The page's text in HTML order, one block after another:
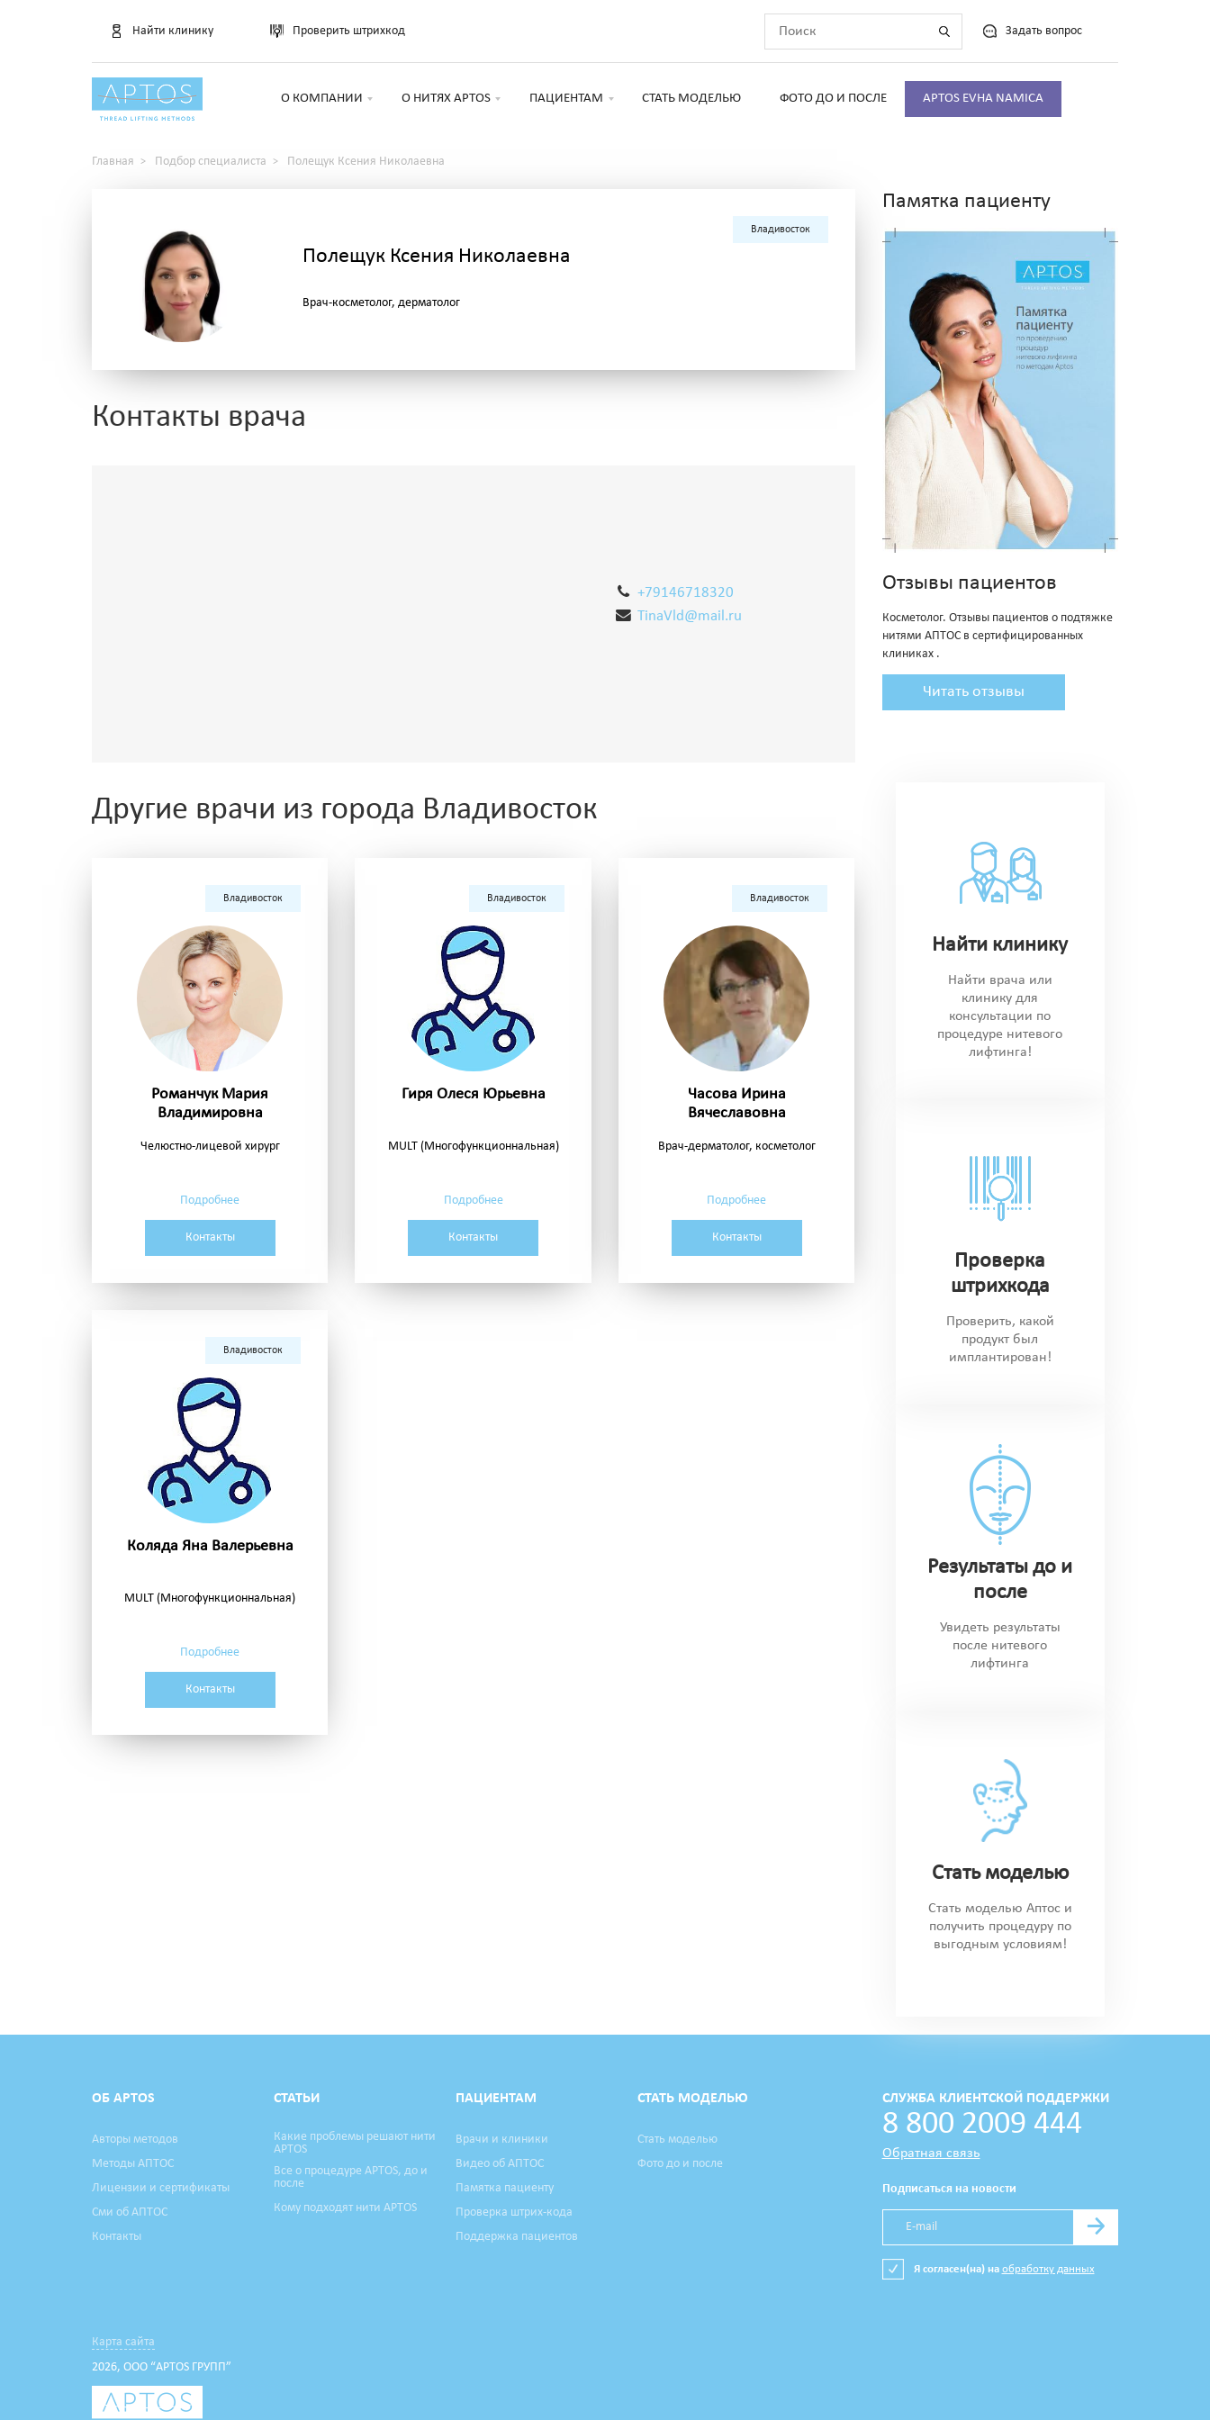
Найти клинику Проверить штрихкод Задать вопрос
О КОМПАНИИ О НИТЯХ APTOS ПАЦИЕНТАМ СТАТЬ МОДЕЛЬЮ ФОТО ДО И ПОСЛЕ APTOS EVHA NAMICA
Главная Подбор специалиста Полещук Ксения Николаевна
Владивосток
Полещук Ксения Николаевна
Врач-косметолог, дерматолог
Контакты врача
+79146718320
TinaVld@mail.ru
Другие врачи из города Владивосток
Владивосток
Романчук Мария
Владимировна
Челюстно-лицевой хирург
Подробнее
Контакты
Владивосток
Гиря Олеся Юрьевна
MULT (Многофункционнальная)
Подробнее
Контакты
Владивосток
Часова Ирина
Вячеславовна
Врач-дерматолог, косметолог
Подробнее
Контакты
Владивосток
Коляда Яна Валерьевна
MULT (Многофункционнальная)
Подробнее
Контакты
Памятка пациенту
Отзывы пациентов
Косметолог. Отзывы пациентов о подтяжке
нитями АПТОС в сертифицированных
клиниках .
Читать отзывы
Найти клинику
Найти врача или
клинику для
консультации по
процедуре нитевого
лифтинга!
Проверка
штрихкода
Проверить, какой
продукт был
имплантирован!
Результаты до и
после
Увидеть результаты
после нитевого
лифтинга
Стать моделью
Стать моделью Аптос и
получить процедуру по
выгодным условиям!
ОБ APTOS
Авторы методов
Методы АПТОС
Лицензии и сертификаты
Сми об АПТОС
Контакты
СТАТЬИ
Какие проблемы решают нити
APTOS
Все о процедуре APTOS, до и
после
Кому подходят нити APTOS
ПАЦИЕНТАМ
Врачи и клиники
Видео об АПТОС
Памятка пациенту
Проверка штрих-кода
Поддержка пациентов
СТАТЬ МОДЕЛЬЮ
Стать моделью
Фото до и после
Карта сайта
2026, ООО “APTOS ГРУПП”
СЛУЖБА КЛИЕНТСКОЙ ПОДДЕРЖКИ
8 800 2009 444
Обратная связь
Подписаться на новости
→
Я согласен(на) на обработку данных